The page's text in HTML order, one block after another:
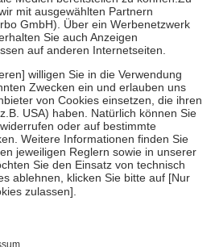
Kosten sowie zehn Euro je
für ihre eigene Gesundheit zu
der Familie zu unterstützen,
bei:
bis zum vollendeten 18. Lebensjahr
und Früherkennung, die von der
dass es sich um echte Bewertungen